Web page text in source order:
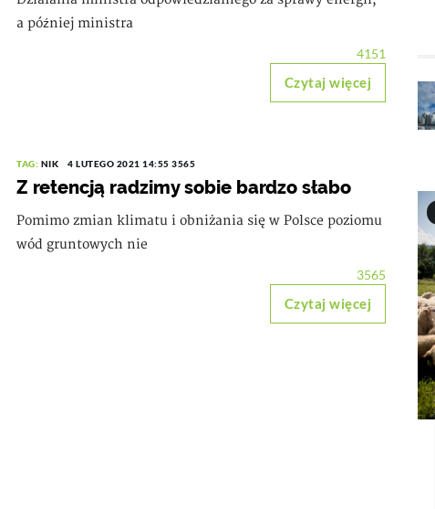
a później ministra
4151
Czytaj więcej
TAG: NIK 4 LUTEGO 2021 14:55 3565
Z retencją radzimy sobie bardzo słabo
Pomimo zmian klimatu i obniżania się w Polsce poziomu
wód gruntowych nie
3565
Czytaj więcej